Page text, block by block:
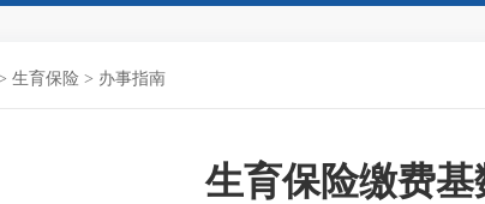
生育保险 > 办事指南
生育保险缴费基